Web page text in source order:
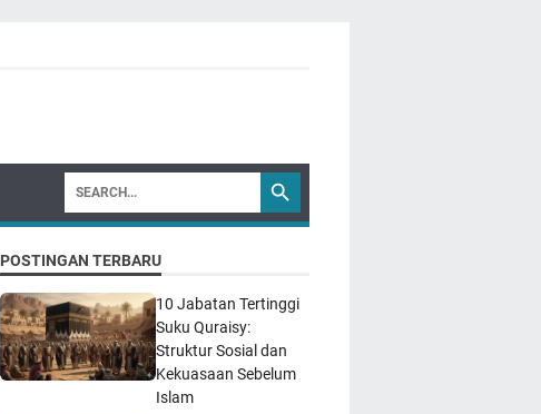
POSTINGAN TERBARU
10 Jabatan Tertinggi
Suku Quraisy:
Struktur Sosial dan
Kekuasaan Sebelum
Islam